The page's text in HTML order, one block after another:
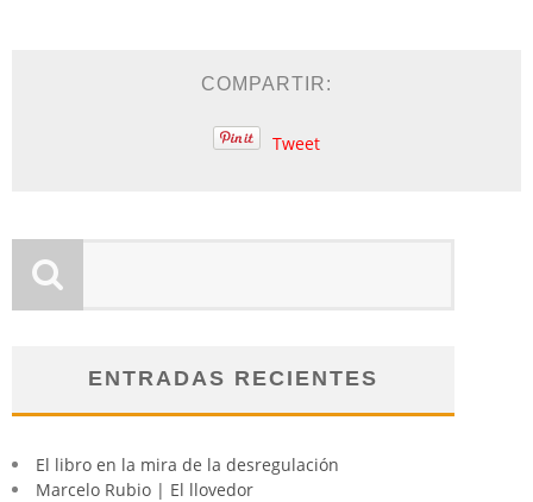
COMPARTIR:
Tweet
ENTRADAS RECIENTES
El libro en la mira de la desregulación
Marcelo Rubio | El llovedor